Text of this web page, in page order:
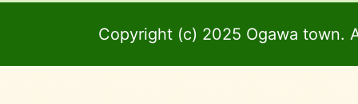
Copyright (c) 2025 Ogawa town.